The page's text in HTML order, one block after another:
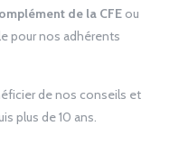
de la CFEou
pour nos adhérents
de nos conseils et
plus de 10 ans.